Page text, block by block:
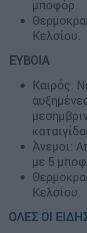
μποφόρ.
Κελσίου.
ΕΥΒΟΙΑ
Καιρός:
Άνεμοι:
με 5
Κελσίου.
ΟΛΕΣ ΟΙ